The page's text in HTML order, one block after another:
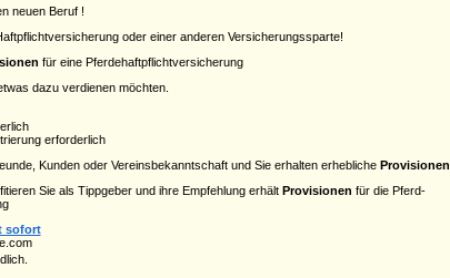
neuen Beruf !
oder einer anderen Versicherungssparte!
für eine Pferdehaftpflichtversicherung
dazu verdienen möchten.
erforderlich
Kunden oder Vereinsbekanntschaft und Sie erhalten erhebliche Provisionen
Sie als Tippgeber und ihre Empfehlung erhält Provisionen für die Pferd-
sofort